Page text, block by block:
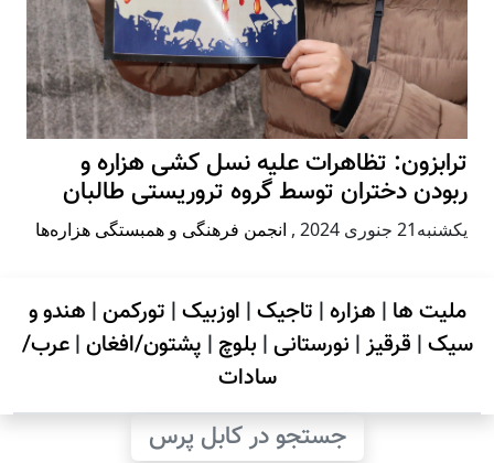
ترابزون: تظاهرات علیه نسل کشی هزاره و
ربودن دختران توسط گروه تروریستی طالبان
يكشنبه21 جنوری 2024 , انجمن فرهنگی و همبستگی هزاره‌ها
ملیت ها | هزاره| تاجیک| اوزبیک| تورکمن| هندو و
سیک| قرقیز| نورستانی| بلوچ | پشتون/افغان|عرب/
سادات
جستجو در کابل پرس